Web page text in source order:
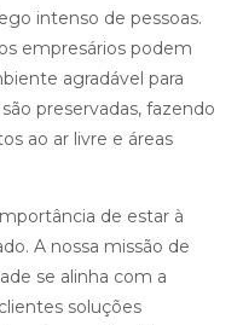
intenso de pessoas.
empresários podem
agradável para
preservadas, fazendo
ao ar livre e áreas
de estar à
A nossa missão de
se alinha com a
soluções